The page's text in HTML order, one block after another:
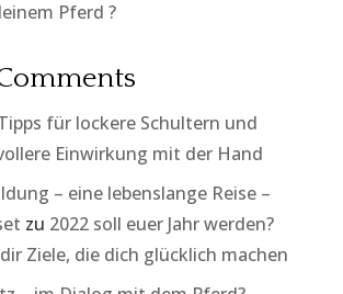
Pferd ?
für lockere Schultern und
Einwirkung mit der Hand
– eine lebenslange Reise –
zu 2022 soll euer Jahr werden?
Ziele, die dich glücklich machen